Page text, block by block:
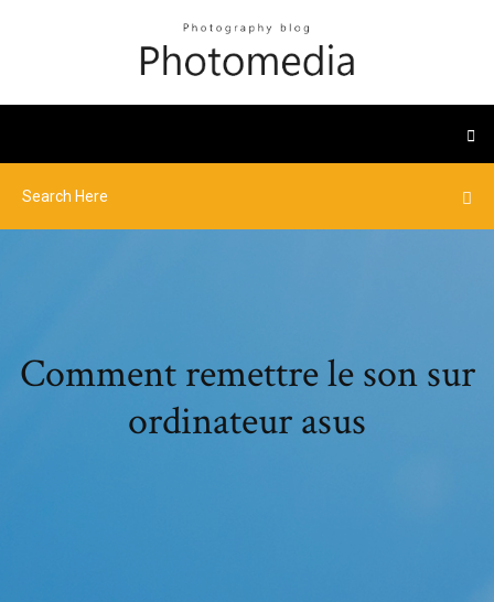
Comment remettre le son sur
ordinateur asus